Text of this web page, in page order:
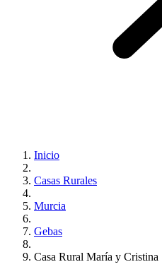
Inicio
Casas Rurales
Murcia
Gebas
Casa Rural María y Cristina